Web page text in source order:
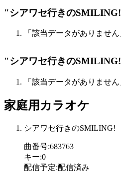
"シアワセ行きの
「該当データがありません
"シアワセ行きの
「該当データがありません
家庭用カラオケ
シアワセ行きのSMILING!
曲番号:683763
キー:0
配信予定:配信済み